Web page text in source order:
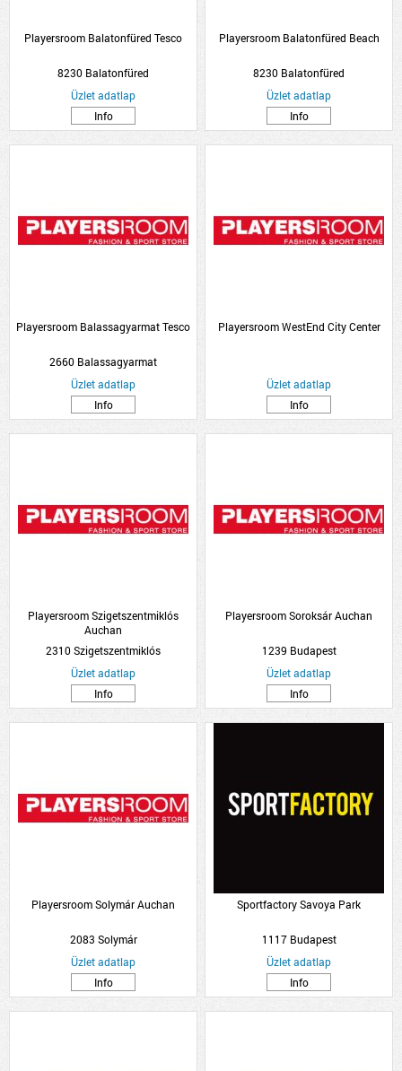
Playersroom Balatonfüred Tesco
8230 Balatonfüred
Üzlet adatlap
Info
Playersroom Balatonfüred Beach
8230 Balatonfüred
Üzlet adatlap
Info
Playersroom Balassagyarmat Tesco
2660 Balassagyarmat
Üzlet adatlap
Info
Playersroom WestEnd City Center
Üzlet adatlap
Info
Playersroom Szigetszentmiklós
Auchan
2310 Szigetszentmiklós
Üzlet adatlap
Info
Playersroom Soroksár Auchan
1239 Budapest
Üzlet adatlap
Info
Playersroom Solymár Auchan
2083 Solymár
Üzlet adatlap
Info
Sportfactory Savoya Park
1117 Budapest
Üzlet adatlap
Info